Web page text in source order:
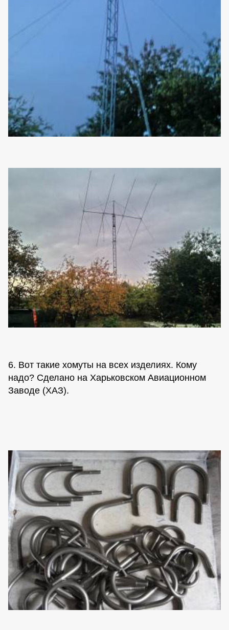
6. Вот такие хомуты на всех изделиях. Кому
надо? Сделано на Харьковском Авиационном
Заводе (ХАЗ).